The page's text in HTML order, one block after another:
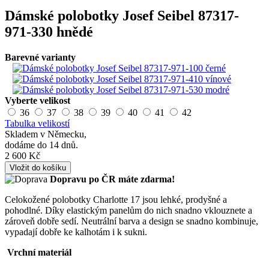
Dámské polobotky Josef Seibel 87317-
971-330 hnědé
Barevné varianty
Vyberte velikost
36
37 38 39 40 41
42
Tabulka velikostí
Skladem v Německu,
dodáme do 14 dnů.
2 600 Kč
Vložit do košíku
Dopravu po ČR máte zdarma!
Celokožené polobotky Charlotte 17 jsou lehké, prodyšné a
pohodlné. Díky elastickým panelům do nich snadno vklouznete a
zároveň dobře sedí. Neutrální barva a design se snadno kombinuje,
vypadají dobře ke kalhotám i k sukni.
Vrchní materiál